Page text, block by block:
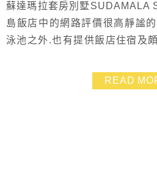
蘇達瑪拉套房別墅SUDAMALA
島飯店中的網路評價很高靜謐
泳池之外.也有提供飯店住宿及
大變身照片放上粉絲團.大家都認
READ